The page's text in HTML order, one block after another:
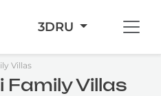
3DRU
Villas
Family Villas